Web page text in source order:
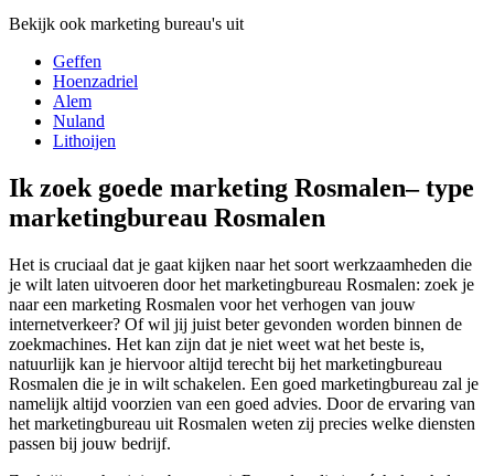
Bekijk ook marketing bureau's uit
Geffen
Hoenzadriel
Alem
Nuland
Lithoijen
Ik zoek goede marketing Rosmalen– type
marketingbureau Rosmalen
Het is cruciaal dat je gaat kijken naar het soort werkzaamheden die
je wilt laten uitvoeren door het marketingbureau Rosmalen: zoek je
naar een marketing Rosmalen voor het verhogen van jouw
internetverkeer? Of wil jij juist beter gevonden worden binnen de
zoekmachines. Het kan zijn dat je niet weet wat het beste is,
natuurlijk kan je hiervoor altijd terecht bij het marketingbureau
Rosmalen die je in wilt schakelen. Een goed marketingbureau zal je
namelijk altijd voorzien van een goed advies. Door de ervaring van
het marketingbureau uit Rosmalen weten zij precies welke diensten
passen bij jouw bedrijf.